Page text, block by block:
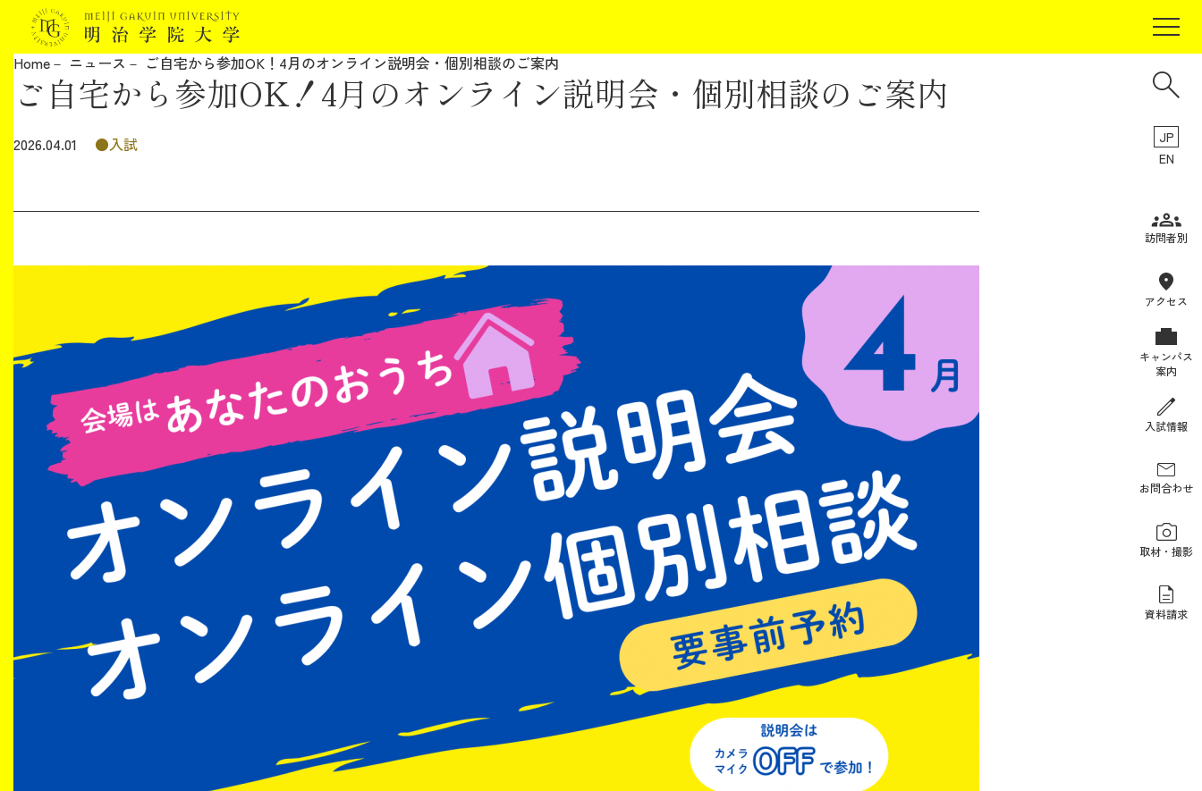
JP
EN
訪問者別
アクセス
キャンパス
案内
入試情報
お問合わせ
取材・撮影
資料請求
明治学院大学について
教育
キャリア
ボランティア
生涯学習・社会連携
入試情報サイト
2026年9月入学者向け 新入生サイト
Home ニュース ご自宅から参加OK！4月のオンライン説明会・個別相談のご案内
ご自宅から参加OK！4月のオンライン説明会・個別相談のご案内
2026.04.01 入試